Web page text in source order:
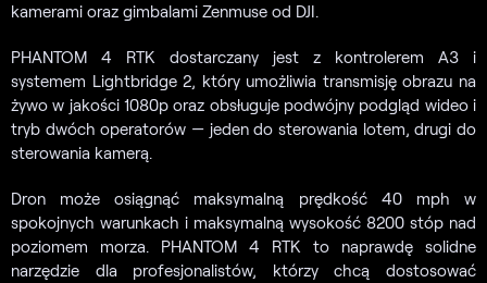
kamerami oraz gimbalami Zenmuse od DJI.
PHANTOM 4 RTK dostarczany jest z kontrolerem A3 i
systemem Lightbridge 2, który umożliwia transmisję obrazu na
żywo w jakości 1080p oraz obsługuje podwójny podgląd wideo i
tryb dwóch operatorów — jeden do sterowania lotem, drugi do
sterowania kamerą.
Dron może osiągnąć maksymalną prędkość 40 mph w
spokojnych warunkach i maksymalną wysokość 8200 stóp nad
poziomem morza. PHANTOM 4 RTK to naprawdę solidne
narzędzie dla profesjonalistów, którzy chcą dostosować